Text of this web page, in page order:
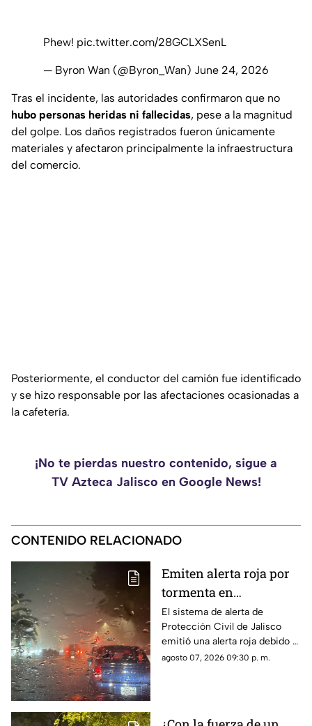
Phew! pic.twitter.com/28GCLXSenL
— Byron Wan (@Byron_Wan) June 24, 2026
Tras el incidente, las autoridades confirmaron que no
hubo personas heridas ni fallecidas, pese a la magnitud
del golpe. Los daños registrados fueron únicamente
materiales y afectaron principalmente la infraestructura
del comercio.
Posteriormente, el conductor del camión fue identificado
y se hizo responsable por las afectaciones ocasionadas a
la cafetería.
¡No te pierdas nuestro contenido, sigue a
TV Azteca Jalisco en Google News!
CONTENIDO RELACIONADO
Emiten alerta roja por
tormenta en
Guadalajara; advierten
de caída de árboles e
inundaciones
El sistema de alerta de
Protección Civil de Jalisco
emitió una alerta roja debido a
la fuerte tormenta que se
agosto 07, 2026 09:30 p. m.